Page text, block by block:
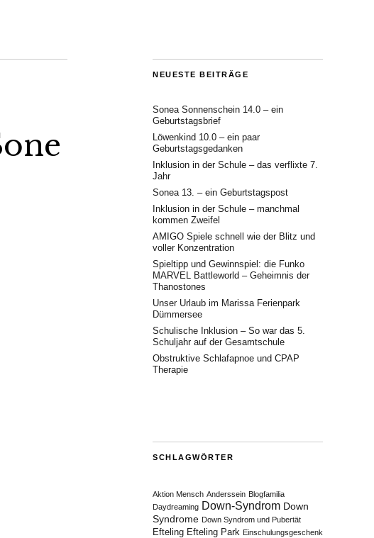
NEUESTE BEITRÄGE
Sonea Sonnenschein 14.0 – ein
Geburtstagsbrief
Löwenkind 10.0 – ein paar
Geburtstagsgedanken
Inklusion in der Schule – das verflixte 7.
Jahr
Sonea 13. – ein Geburtstagspost
Inklusion in der Schule – manchmal
kommen Zweifel
AMIGO Spiele schnell wie der Blitz und
voller Konzentration
Spieltipp und Gewinnspiel: die Funko
MARVEL Battleworld – Geheimnis der
Thanostones
Unser Urlaub im Marissa Ferienpark
Dümmersee
Schulische Inklusion – So war das 5.
Schuljahr auf der Gesamtschule
Obstruktive Schlafapnoe und CPAP
Therapie
SCHLAGWÖRTER
Aktion Mensch Anderssein Blogfamilia
Daydreaming Down-Syndrom Down
Syndrome Down Syndrom und Pubertät
Efteling Efteling Park Einschulungsgeschenk